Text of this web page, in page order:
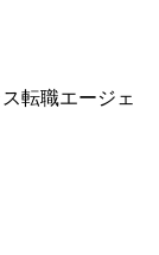
転職エージェ